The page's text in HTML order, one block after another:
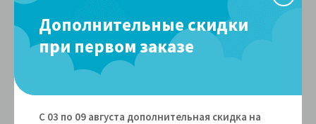
Матрасы
4 рабочих дня
Матрасыпо России уточняйте у оператора
Подъем
Матрасы при наличии грузового
лифта
Способы оплаты
Дополнительные скидки
при первом заказе
С 03 по 09 августа дополнительная скидка на